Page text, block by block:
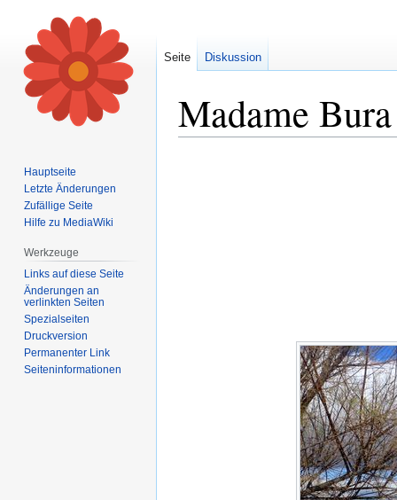
Madame
Seite Diskussion
Hauptseite
Letzte Änderungen
Zufällige Seite
Hilfe zu MediaWiki
Werkzeuge
Links auf diese Seite
Änderungen an
verlinkten Seiten
Spezialseiten
Druckversion
Permanenter Link
Seiten­informationen